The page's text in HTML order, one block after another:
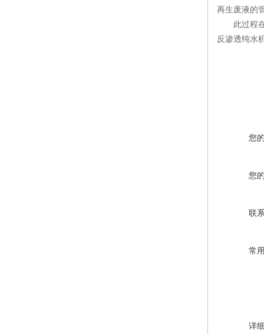
再生废液的
此过程在
反渗透纯水
您
您
联
常
详